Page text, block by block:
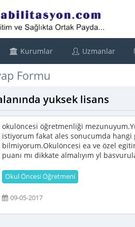
Kurumlar Uzmanlar
Formu
yuksek lisans
okulöncesi öğretmenliği
istiyorum fakat ales sonucumda
bilmiyorum.Okulöncesi ea ve özel
puanı mı dikkate almalıyım yl
Okul Öncesi Öğretmeni
09-05-2017